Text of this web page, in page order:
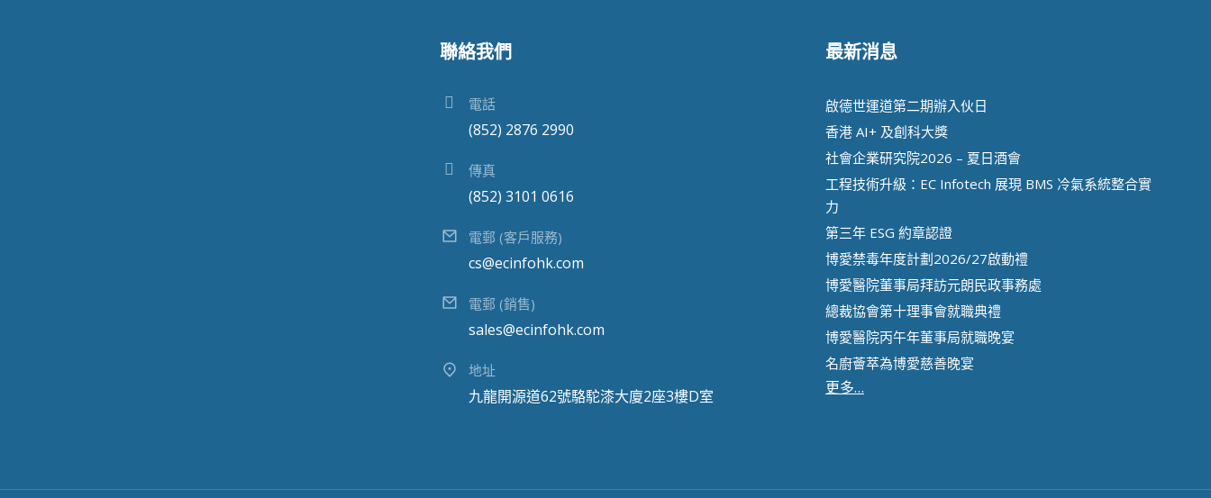
聯絡我們
電話
(852) 2876 2990
傳真
(852) 3101 0616
電郵 (客戶服務)
cs@ecinfohk.com
電郵 (銷售)
sales@ecinfohk.com
地址
九龍開源道62號駱駝漆大廈2座3樓D室
最新消息
啟德世運道第二期辦⼊伙⽇
香港 AI+ 及創科⼤獎
社會企業研究院2026 – 夏日酒會
工程技術升級：EC Infotech 展現 BMS 冷氣系統整合實
力
第三年 ESG 約章認證
博愛禁毒年度計劃2026/27啟動禮
博愛醫院董事局拜訪元朗民政事務處
總裁協會第十理事會就職典禮
博愛醫院丙午年董事局就職晚宴
名廚薈萃為博愛慈善晚宴
更多…